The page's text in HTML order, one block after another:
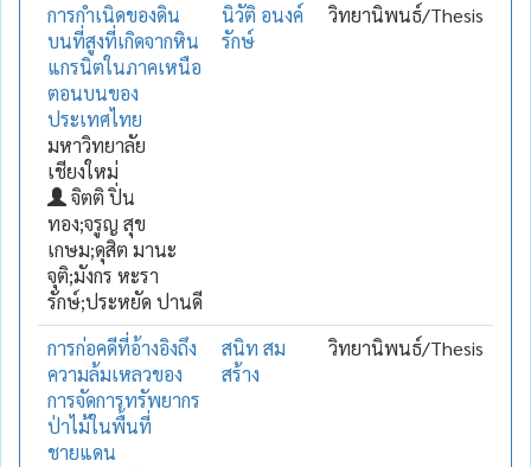
การกำเนิดของดิน
บนที่สูงที่เกิดจากหิน
แกรนิตในภาคเหนือ
ตอนบนของ
ประเทศไทย
มหาวิทยาลัย
เชียงใหม่
จิตติ ปิ่น
ทอง;จรูญ สุข
เกษม;ดุสิต มานะ
จุติ;มังกร หะรา
รักษ์;ประหยัด ปานดี
นิวัติ อนงค์
รักษ์
วิทยานิพนธ์/Thesis
การก่อคดีที่อ้างอิงถึง
ความล้มเหลวของ
การจัดการทรัพยากร
ป่าไม้ในพื้นที่
ชายแดน
สนิท สม
สร้าง
วิทยานิพนธ์/Thesis